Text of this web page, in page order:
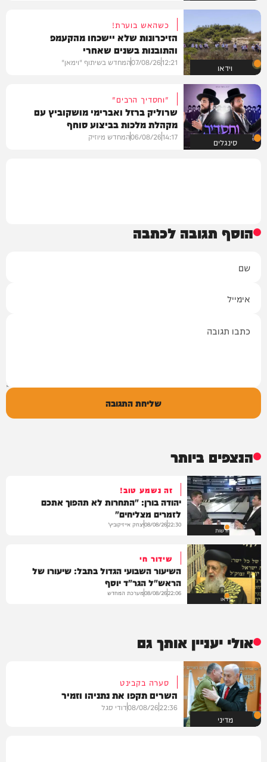
וידאו
כשהאש בוערת!
הזיכרונות שלא יישכחו מהקעמפ
והתובנות בשנים שאחרי
12:21
07/08/26המחדש בשיתוף "וימאן"
סינגלים
"וחסדיך הרבים"
שרוליק ברזל ואברימי מושקוביץ עם
מקהלת מלכות בביצוע סוחף
14:17
06/08/26המחדש מיוזיק
הוסף תגובה לכתבה
שליחת התגובה
הנצפים ביותר
חדשות
זה נשמע טוב!
יהודה בורן: "התחרות לא תהפוך אתכם
לזמרים מצליחים"
22:30
08/08/26יצחק אייזיקוביץ'
וידאו
שידור חי
השיעור השבועי הגדול בתבל: שיעורו של
הראש"ל הגר"ד יוסף
22:06
08/08/26מערכת המחדש
אולי יעניין אותך גם
מדיני
סערה בקבינט
השרים תקפו את נתניהו וזמיר
22:36
08/08/26דודי סגל